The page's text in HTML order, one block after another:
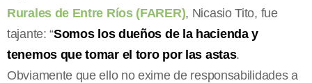
Rurales de Entre Ríos (FARER), Nicasio Tito, fue
tajante: “Somos los dueños de la hacienda y
tenemos que tomar el toro por las astas.
Obviamente que ello no exime de responsabilidades a